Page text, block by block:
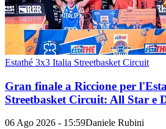
Estathé 3x3 Italia Streetbasket Circuit
Gran finale a Riccione per
Streetbasket Circuit: All Star e
06 Ago 2026 - 15:59Daniele Rubini